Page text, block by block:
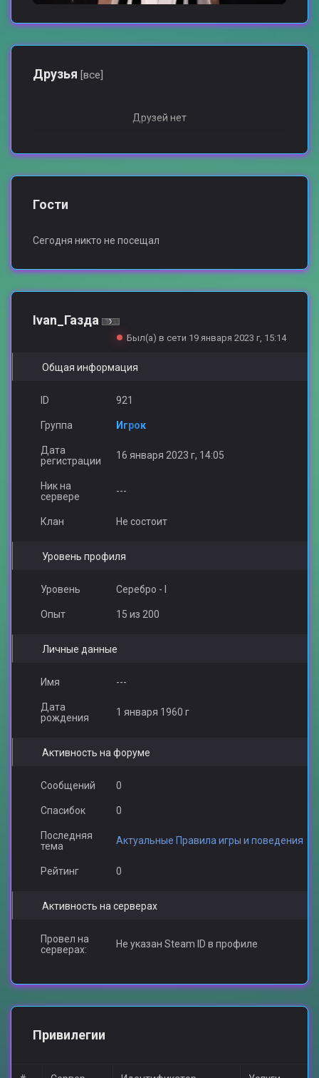
Друзья [все]
Друзей нет
Гости
Сегодня никто не посещал
Ivan_Газда
Был(а) в сети 19 января 2023 г, 15:14
Общая информация
ID 921
Группа Игрок
Дата
регистрации
16 января 2023 г, 14:05
Ник на
сервере
---
Клан Не состоит
Уровень профиля
Уровень Серебро - I
Опыт 15 из 200
Личные данные
Имя ---
Дата
рождения
1 января 1960 г
Активность на форуме
Сообщений 0
Спасибок 0
Последняя
тема
Актуальные Правила игры и поведения
Рейтинг 0
Активность на серверах
Провел на
серверах:
Не указан Steam ID в профиле
Привилегии